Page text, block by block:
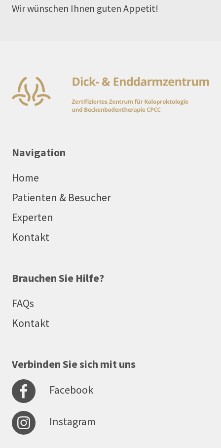
Wir wünschen Ihnen guten Appetit!
Navigation
Home
Patienten & Besucher
Experten
Kontakt
Brauchen Sie Hilfe?
FAQs
Kontakt
Verbinden Sie sich mit uns
Facebook
Instagram